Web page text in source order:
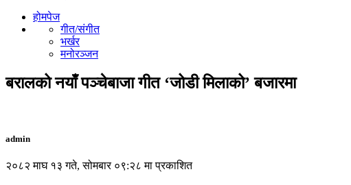
होमपेज
गीत/संगीत
भर्खर
मनोरञ्जन
बरालको नयाँ पञ्चेबाजा गीत ‘जोडी मिलाको’ बजारमा
admin
२०८२ माघ १३ गते, सोमबार ०९:२८ मा प्रकाशित